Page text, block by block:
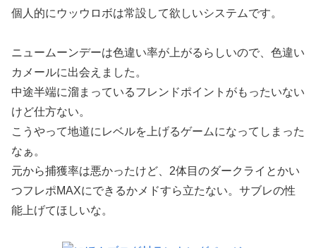
個人的にウッウロボは常設して欲しいシステムです。
ニュームーンデーは色違い率が上がるらしいので、色違い
カメールに出会えました。
中途半端に溜まっているフレンドポイントがもったいない
けど仕方ない。
こうやって地道にレベルを上げるゲームになってしまった
なぁ。
元から捕獲率は悪かったけど、2体目のダークライとかい
つフレポMAXにできるかメドすら立たない。サブレの性
能上げてほしいな。